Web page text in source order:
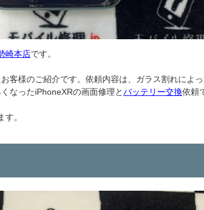
崎本店です。
客様のご紹介です。依頼内容は、ガラス割れによ
なったiPhoneXRの画面修理と バッテリー交換依頼
。